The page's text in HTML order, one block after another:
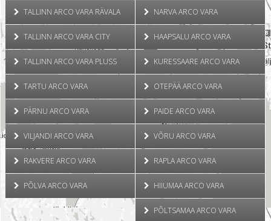
TALLINN ARCO VARA RÄVALA
TALLINN ARCO VARA CITY
TALLINN ARCO VARA PLUSS
TARTU ARCO VARA
PÄRNU ARCO VARA
VILJANDI ARCO VARA
RAKVERE ARCO VARA
PÕLVA ARCO VARA
NARVA ARCO VARA
HAAPSALU ARCO VARA
KURESSAARE ARCO VARA
OTEPÄÄ ARCO VARA
PAIDE ARCO VARA
VÕRU ARCO VARA
RAPLA ARCO VARA
HIIUMAA ARCO VARA
PÕLTSAMAA ARCO VARA